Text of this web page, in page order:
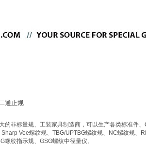
通止规
的非标量规、工装家具制造商，可以生产各类标准件、
Sharp Vee螺纹规、 TBG/UPTBG螺纹规、 NC螺纹规、
螺纹指示规、 GSG螺纹中径量仪。